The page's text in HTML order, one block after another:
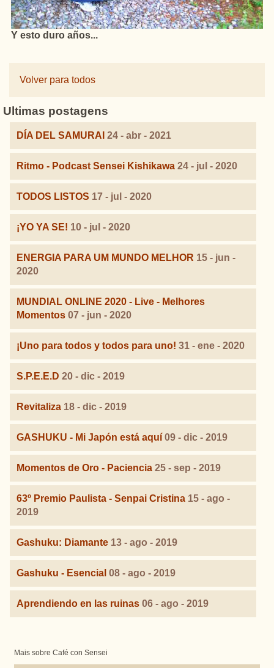
Y esto duro años...
Volver para todos
Ultimas postagens
DÍA DEL SAMURAI 24 - abr - 2021
Ritmo - Podcast Sensei Kishikawa 24 - jul - 2020
TODOS LISTOS 17 - jul - 2020
¡YO YA SE! 10 - jul - 2020
ENERGIA PARA UM MUNDO MELHOR 15 - jun -
2020
MUNDIAL ONLINE 2020 - Live - Melhores
Momentos 07 - jun - 2020
¡Uno para todos y todos para uno! 31 - ene - 2020
S.P.E.E.D 20 - dic - 2019
Revitaliza 18 - dic - 2019
GASHUKU - Mi Japón está aquí 09 - dic - 2019
Momentos de Oro - Paciencia 25 - sep - 2019
63º Premio Paulista - Senpai Cristina 15 - ago -
2019
Gashuku: Diamante 13 - ago - 2019
Gashuku - Esencial 08 - ago - 2019
Aprendiendo en las ruinas 06 - ago - 2019
Mais sobre Café con Sensei